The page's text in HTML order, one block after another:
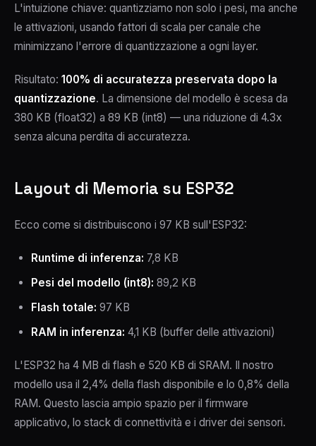
L'intuizione chiave: quantizziamo non solo i pesi, ma anche
le attivazioni, usando fattori di scala per canale che
minimizzano l'errore di quantizzazione a ogni layer.
Risultato: 100% di accuratezza preservata dopo la
quantizzazione. La dimensione del modello è scesa da
380 KB (float32) a 89 KB (int8) — una riduzione di 4.3x
senza alcuna perdita di accuratezza.
Layout di Memoria su ESP32
Ecco come si distribuiscono i 97 KB sull'ESP32:
Runtime di inferenza: 7,8 KB
Pesi del modello (int8): 89,2 KB
Flash totale: 97 KB
RAM in inferenza: 4,1 KB (buffer delle attivazioni)
L'ESP32 ha 4 MB di flash e 520 KB di SRAM. Il nostro
modello usa il 2,4% della flash disponibile e lo 0,8% della
RAM. Questo lascia ampio spazio per il firmware
applicativo, lo stack di connettività e i driver dei sensori.